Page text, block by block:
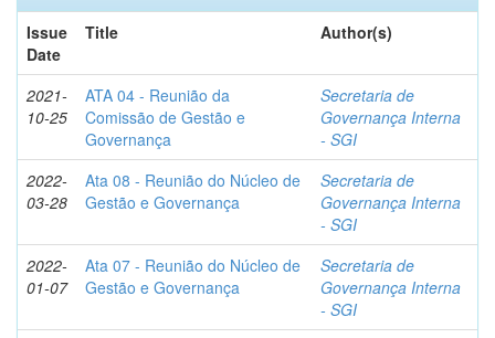
Issue
Date
Title Author(s)
2021-
10-25
ATA 04 - Reunião da
Comissão de Gestão e
Governança
Secretaria de
Governança Interna
- SGI
2022-
03-28
Ata 08 - Reunião do Núcleo de
Gestão e Governança
Secretaria de
Governança Interna
- SGI
2022-
01-07
Ata 07 - Reunião do Núcleo de
Gestão e Governança
Secretaria de
Governança Interna
- SGI